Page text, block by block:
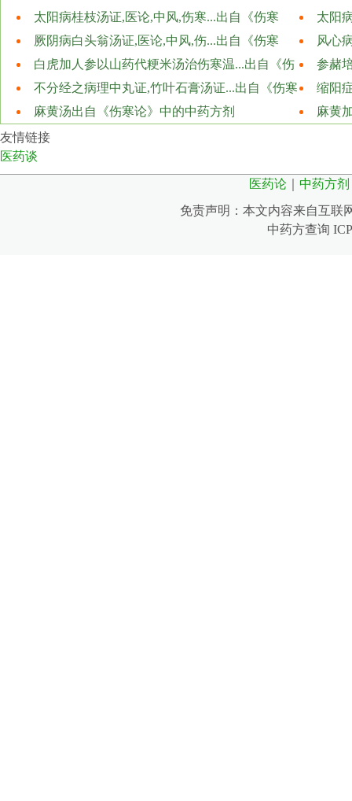
太阳病桂枝汤证,医论,中风,伤寒...出自《伤寒
论》中的中药方剂
太阳
论》中
厥阴病白头翁汤证,医论,中风,伤...出自《伤寒
论》中的中药方剂
风心
白虎加人参以山药代粳米汤治伤寒温...出自《伤
寒论》中的中药方剂
参赭
论》中
不分经之病理中丸证,竹叶石膏汤证...出自《伤寒
论》中的中药方剂
缩阳
论》中
麻黄汤出自《伤寒论》中的中药方剂
麻黄
友情链接
医药谈
医药论 中药方剂
免责声明：本文内容来自互联
中药方查询